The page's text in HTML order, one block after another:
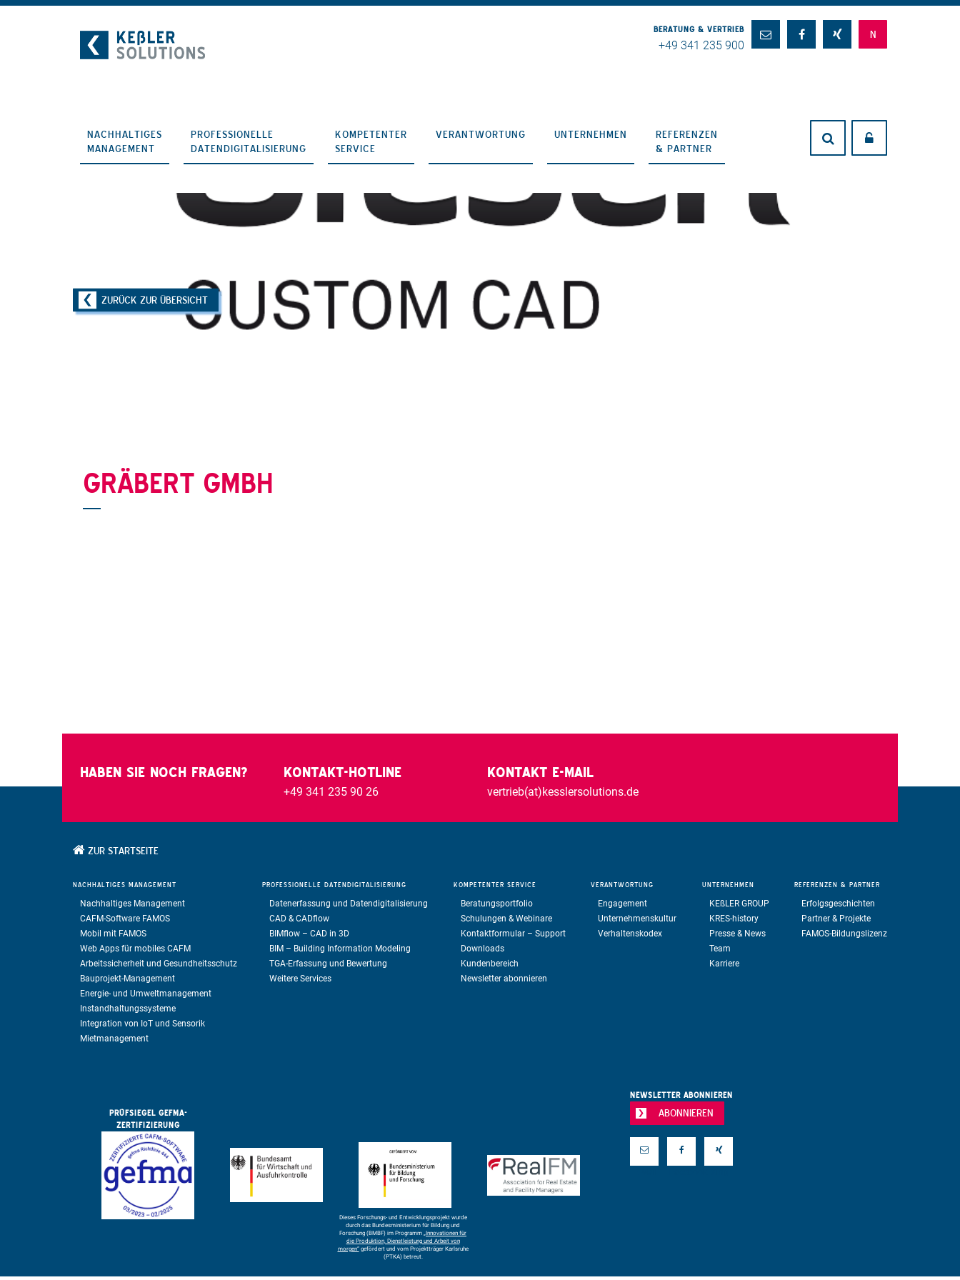
BERATUNG & VERTRIEB
+49 341 235 900
NACHHALTIGES
MANAGEMENT
PROFESSIONELLE
DATENDIGITALISIERUNG
KOMPETENTER
SERVICE
VERANTWORTUNG UNTERNEHMEN
REFERENZEN
& PARTNER
ZURÜCK ZUR ÜBERSICHT
GRÄBERT GMBH
HABEN SIE NOCH FRAGEN? KONTAKT-HOTLINE
+49 341 235 90 26
KONTAKT E-MAIL
vertrieb(at)kesslersolutions.de
ZUR STARTSEITE
NACHHALTIGES MANAGEMENT
Nachhaltiges Management
CAFM-Software FAMOS
Mobil mit FAMOS
Web Apps für mobiles CAFM
Arbeitssicherheit und Gesundheitsschutz
Bauprojekt-Management
Energie- und Umweltmanagement
Instandhaltungssysteme
Integration von IoT und Sensorik
Mietmanagement
PROFESSIONELLE DATENDIGITALISIERUNG
Datenerfassung und Datendigitalisierung
CAD & CADflow
BIMflow – CAD in 3D
BIM – Building Information Modeling
TGA-Erfassung und Bewertung
Weitere Services
KOMPETENTER SERVICE
Beratungsportfolio
Schulungen & Webinare
Kontaktformular – Support
Downloads
Kundenbereich
Newsletter abonnieren
VERANTWORTUNG
Engagement
Unternehmenskultur
Verhaltenskodex
UNTERNEHMEN
KEßLER GROUP
KRES-history
Presse & News
Team
Karriere
REFERENZEN & PARTNER
Erfolgsgeschichten
Partner & Projekte
FAMOS-Bildungslizenz
PRÜFSIEGEL GEFMA-
ZERTIFIZIERUNG
Dieses Forschungs- und Entwicklungsprojekt wurde
durch das Bundesministerium für Bildung und
Forschung (BMBF) im Programm
„Innovationen für
die Produktion, Dienstleistung und Arbeit von
morgen“gefördert und vom Projektträger Karlsruhe
(PTKA) betreut.
NEWSLETTER ABONNIEREN
ABONNIEREN